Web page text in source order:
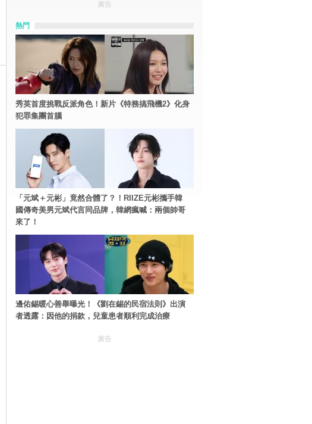
廣告
熱門
秀英首度挑戰反派角色！新片《特務搞飛機2》化身
犯罪集團首腦
「元斌＋元彬」竟然合體了？！RIIZE元彬攜手韓
國傳奇美男元斌代言同品牌，韓網瘋喊：兩個帥哥
來了！
邊佑錫暖心善舉曝光！《劉在錫的民宿法則》出演
者透露：因他的捐款，兒童患者順利完成治療
廣告